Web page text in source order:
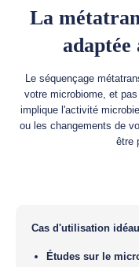
La
adaptée
Le séquençage
votre microbiome, et
implique l'activité
ou les changements de
être
Cas d'utilisation
Études sur le